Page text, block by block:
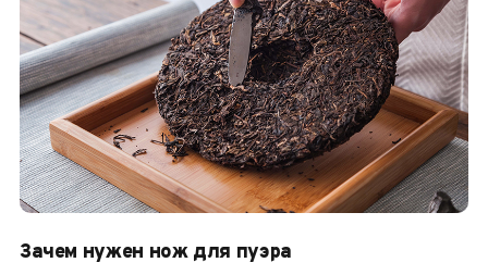
Зачем нужен нож для пуэра